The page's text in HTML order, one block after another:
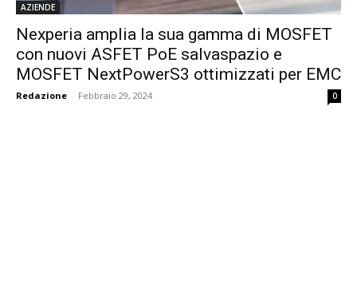
AZIENDE
Nexperia amplia la sua gamma di MOSFET
con nuovi ASFET PoE salvaspazio e
MOSFET NextPowerS3 ottimizzati per EMC
Redazione - Febbraio 29, 2024 0